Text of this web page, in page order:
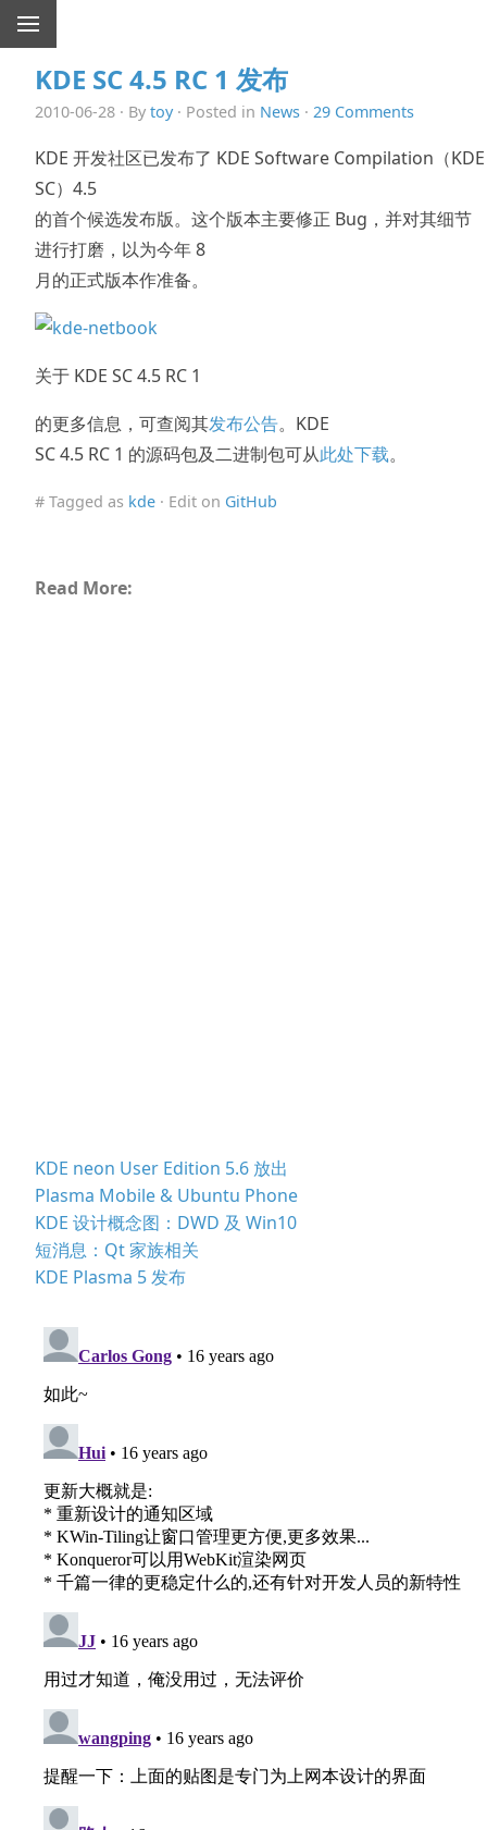
KDE SC 4.5 RC 1 发布
2010-06-28 · By toy· Posted in News · 29 Comments
KDE 开发社区已发布了 KDE Software Compilation（KDE
SC）4.5
的首个候选发布版。这个版本主要修正 Bug，并对其细节
进行打磨，以为今年 8
月的正式版本作准备。
关于 KDE SC 4.5 RC 1
的更多信息，可查阅其发布公告。KDE
SC 4.5 RC 1 的源码包及二进制包可从此处下载。
# Tagged as kde · Edit on GitHub
Read More:
KDE neon User Edition 5.6 放出
Plasma Mobile & Ubuntu Phone
KDE 设计概念图：DWD 及 Win10
短消息：Qt 家族相关
KDE Plasma 5 发布